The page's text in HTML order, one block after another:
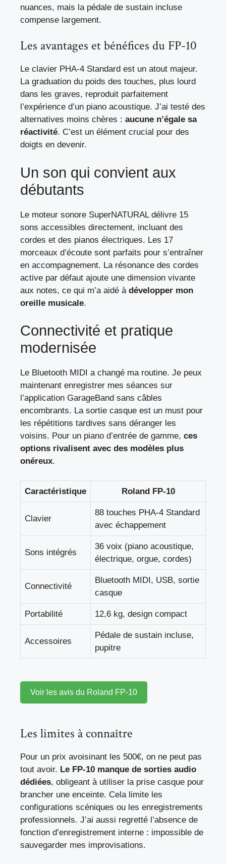
nuances, mais la pédale de sustain incluse
compense largement.
Les avantages et bénéfices du FP-10
Le clavier PHA-4 Standard est un atout majeur.
La graduation du poids des touches, plus lourd
dans les graves, reproduit parfaitement
l’expérience d’un piano acoustique. J’ai testé des
alternatives moins chères : aucune n’égale sa
réactivité. C’est un élément crucial pour des
doigts en devenir.
Un son qui convient aux
débutants
Le moteur sonore SuperNATURAL délivre 15
sons accessibles directement, incluant des
cordes et des pianos électriques. Les 17
morceaux d’écoute sont parfaits pour s’entraîner
en accompagnement. La résonance des cordes
active par défaut ajoute une dimension vivante
aux notes, ce qui m’a aidé à développer mon
oreille musicale.
Connectivité et pratique
modernisée
Le Bluetooth MIDI a changé ma routine. Je peux
maintenant enregistrer mes séances sur
l’application GarageBand sans câbles
encombrants. La sortie casque est un must pour
les répétitions tardives sans déranger les
voisins. Pour un piano d’entrée de gamme, ces
options rivalisent avec des modèles plus
onéreux.
Caractéristique Roland FP-10
Clavier
88 touches PHA-4 Standard
avec échappement
Sons intégrés
36 voix (piano acoustique,
électrique, orgue, cordes)
Connectivité
Bluetooth MIDI, USB, sortie
casque
Portabilité 12,6 kg, design compact
Accessoires
Pédale de sustain incluse,
pupitre
Voir les avis du Roland FP-10
Les limites à connaître
Pour un prix avoisinant les 500€, on ne peut pas
tout avoir. Le FP-10 manque de sorties audio
dédiées, obligeant à utiliser la prise casque pour
brancher une enceinte. Cela limite les
configurations scéniques ou les enregistrements
professionnels. J’ai aussi regretté l’absence de
fonction d’enregistrement interne : impossible de
sauvegarder mes improvisations.